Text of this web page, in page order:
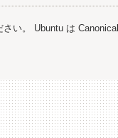
さい。 Ubuntu は